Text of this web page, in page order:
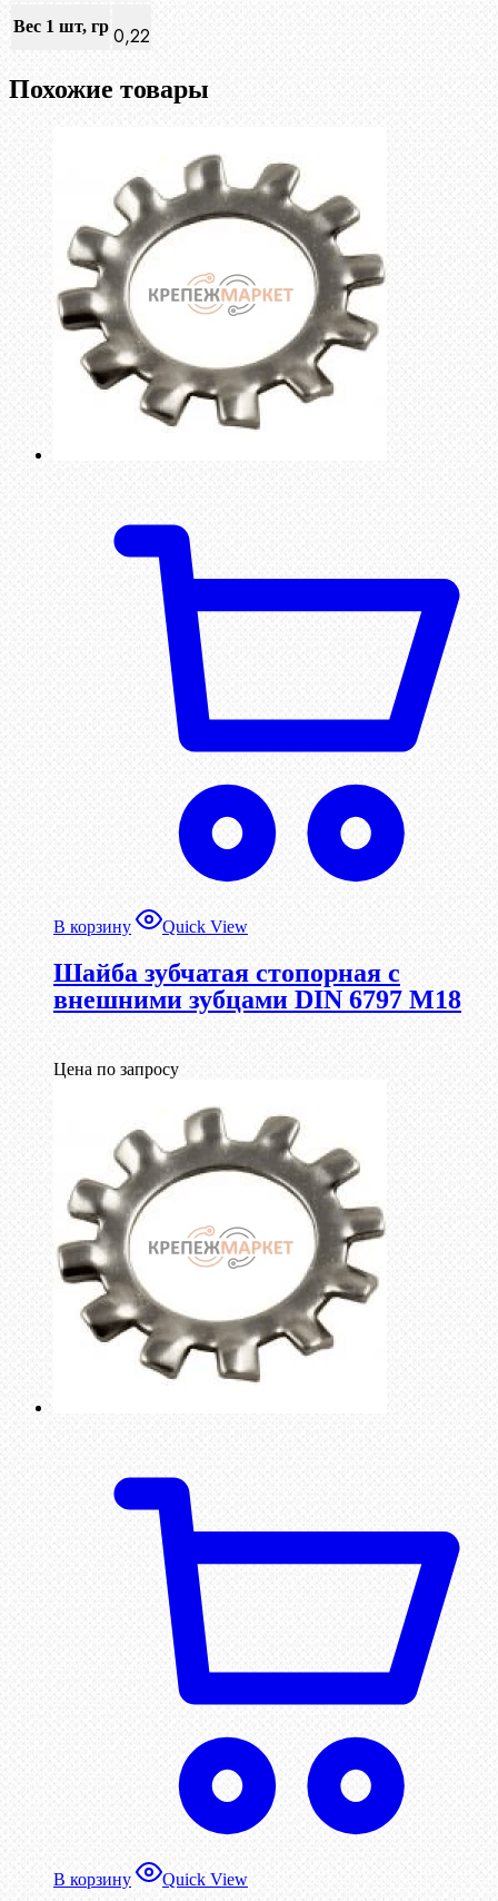
Вес 1 шт, гр 0,22
Похожие товары
В корзину Quick View
Шайба зубчатая стопорная с
внешними зубцами DIN 6797 М18
Цена по запросу
В корзину Quick View